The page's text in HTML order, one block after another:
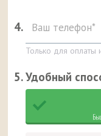
4.
Только для оплаты
5. Удобный